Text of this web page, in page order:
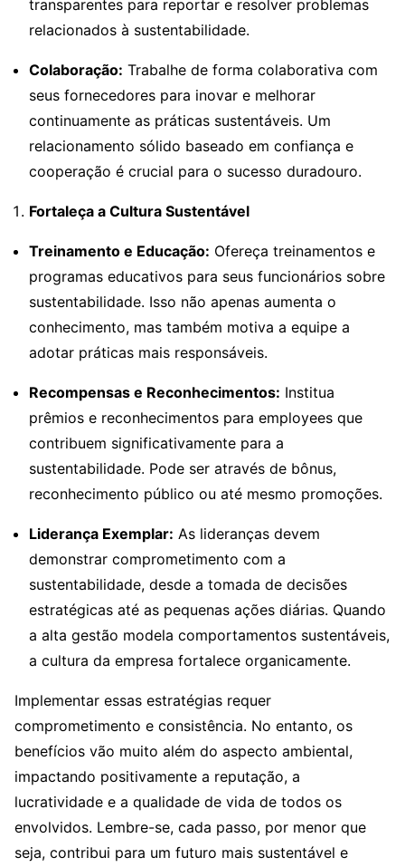
transparentes para reportar e resolver problemas
relacionados à sustentabilidade.
Colaboração: Trabalhe de forma colaborativa com
seus fornecedores para inovar e melhorar
continuamente as práticas sustentáveis. Um
relacionamento sólido baseado em confiança e
cooperação é crucial para o sucesso duradouro.
Fortaleça a Cultura Sustentável
Treinamento e Educação: Ofereça treinamentos e
programas educativos para seus funcionários sobre
sustentabilidade. Isso não apenas aumenta o
conhecimento, mas também motiva a equipe a
adotar práticas mais responsáveis.
Recompensas e Reconhecimentos: Institua
prêmios e reconhecimentos para employees que
contribuem significativamente para a
sustentabilidade. Pode ser através de bônus,
reconhecimento público ou até mesmo promoções.
Liderança Exemplar: As lideranças devem
demonstrar comprometimento com a
sustentabilidade, desde a tomada de decisões
estratégicas até as pequenas ações diárias. Quando
a alta gestão modela comportamentos sustentáveis,
a cultura da empresa fortalece organicamente.
Implementar essas estratégias requer
comprometimento e consistência. No entanto, os
benefícios vão muito além do aspecto ambiental,
impactando positivamente a reputação, a
lucratividade e a qualidade de vida de todos os
envolvidos. Lembre-se, cada passo, por menor que
seja, contribui para um futuro mais sustentável e